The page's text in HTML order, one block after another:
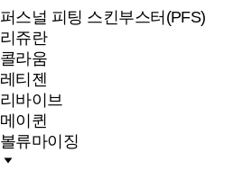
퍼스널 피팅 스킨부스터(PFS)
리쥬란
콜라움
레티젠
리바이브
메이퀸
볼류마이징